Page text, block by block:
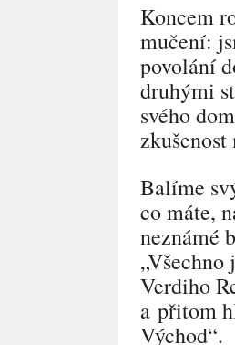
Koncem
mučení:
povolání
druhými
svého
Balíme
co máte,
neznámé
„Všechno
Verdiho
a přitom
Východ“.